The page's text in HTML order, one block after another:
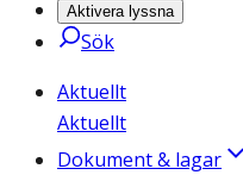
Aktivera lyssna
Sök
Aktuellt
Aktuellt
Dokument & lagar